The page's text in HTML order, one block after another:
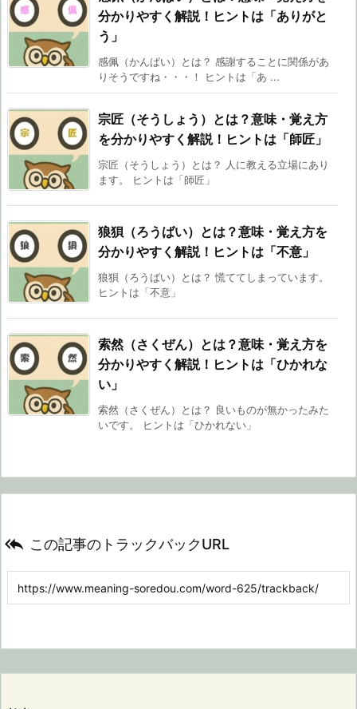
分かりやすく解説！ヒントは「ありがと
う」
感佩（かんぱい）とは？ 感謝することに関係があ
りそうですね・・・！ ヒントは「あ ...
宗匠（そうしょう）とは？意味・覚え方
を分かりやすく解説！ヒントは「師匠」
宗匠（そうしょう）とは？ 人に教える立場にあり
ます。 ヒントは「師匠」
狼狽（ろうばい）とは？意味・覚え方を
分かりやすく解説！ヒントは「不意」
狼狽（ろうばい）とは？ 慌ててしまっています。
ヒントは「不意」
索然（さくぜん）とは？意味・覚え方を
分かりやすく解説！ヒントは「ひかれな
い」
索然（さくぜん）とは？ 良いものが無かったみた
いです。 ヒントは「ひかれない」
 この記事のトラックバックURL